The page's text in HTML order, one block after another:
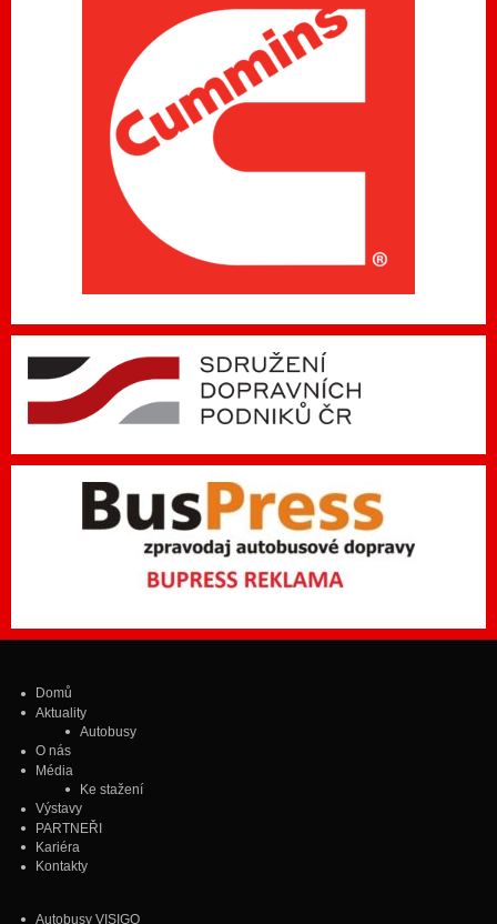
Domů
Aktuality
Autobusy
O nás
Média
Ke stažení
Výstavy
PARTNEŘI
Kariéra
Kontakty
Autobusy VISIGO